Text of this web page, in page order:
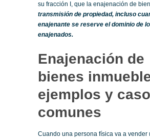
su fracción I, que la enajenación de
transmisión de propiedad, incluso
enajenante se reserve el dominio de
enajenados.
Enajenación de
bienes
ejemplos y
comunes
Cuando una persona física va a vender